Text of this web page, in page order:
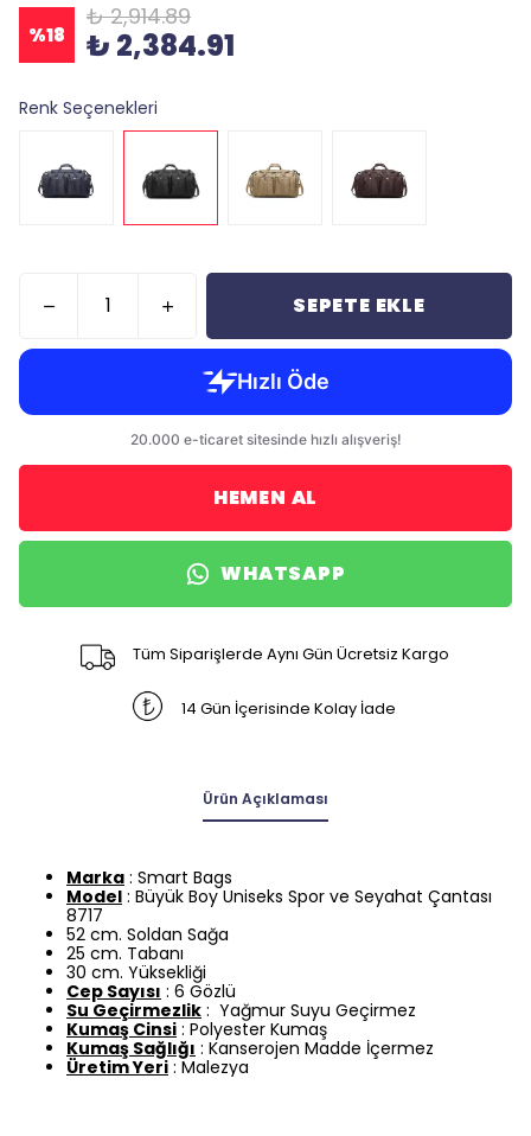
%18
₺ 2,914.89
₺ 2,384.91
Renk Seçenekleri
SEPETE EKLE
HEMEN AL
WHATSAPP
Tüm Siparişlerde Aynı Gün Ücretsiz Kargo
14 Gün İçerisinde Kolay İade
Ürün Açıklaması
Marka : Smart Bags
Model : Büyük Boy Uniseks Spor ve Seyahat Çantası
8717
52 cm. Soldan Sağa
25 cm. Tabanı
30 cm. Yüksekliği
Cep Sayısı : 6 Gözlü
Su Geçirmezlik : Yağmur Suyu Geçirmez
Kumaş Cinsi : Polyester Kumaş
Kumaş Sağlığı : Kanserojen Madde İçermez
Üretim Yeri : Malezya